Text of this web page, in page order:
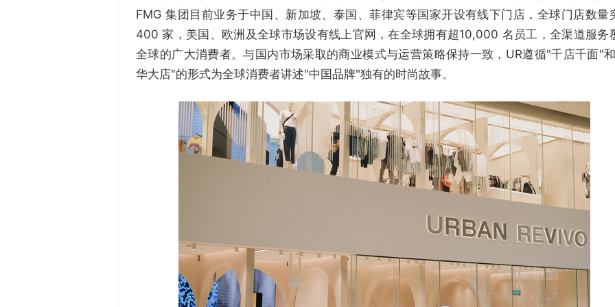
FMG 集团目前业务于中国、新加坡、泰国、菲律宾等国家开设有线下门店，全球门店数量
400 家，美国、欧洲及全球市场设有线上官网，在全球拥有超10,000 名员工，全渠道服务
全球的广大消费者。与国内市场采取的商业模式与运营策略保持一致，UR遵循"千店千面"
华大店"的形式为全球消费者讲述"中国品牌"独有的时尚故事。